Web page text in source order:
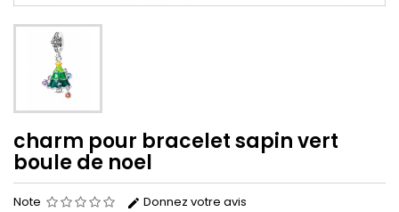
charm pour bracelet sapin vert
boule de noel
Note Donnez votre avis